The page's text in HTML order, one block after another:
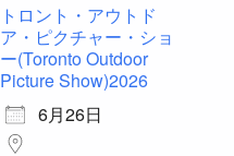
トロント・アウトド
ア・ピクチャー・ショ
ー(Toronto Outdoor
Picture Show)2026
6月26日